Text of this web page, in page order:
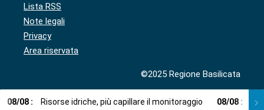
Lista RSS
Note legali
Privacy
Area riservata
©2025 Regione Basilicata
08/08 : Risorse idriche, più capillare il monitoraggio 08/08 :